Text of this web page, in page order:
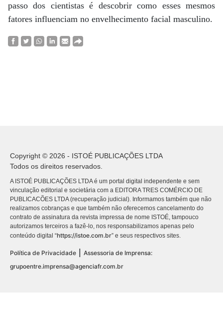
passo dos cientistas é descobrir como esses mesmos
fatores influenciam no envelhecimento facial masculino.
Copyright © 2026 - ISTOÉ PUBLICAÇÕES LTDA
Todos os direitos reservados.
A ISTOÉ PUBLICAÇÕES LTDA é um portal digital independente e sem
vinculação editorial e societária com a EDITORA TRES COMÉRCIO DE
PUBLICACÕES LTDA (recuperação judicial). Informamos também que não
realizamos cobranças e que também não oferecemos cancelamento do
contrato de assinatura da revista impressa de nome ISTOÉ, tampouco
autorizamos terceiros a fazê-lo, nos responsabilizamos apenas pelo
conteúdo digital “https://istoe.com.br” e seus respectivos sites.
Política de Privacidade | Assessoria de Imprensa:
grupoentre.imprensa@agenciafr.com.br